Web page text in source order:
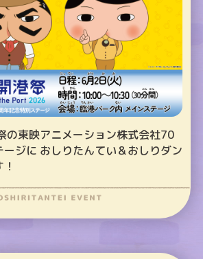
の東映アニメーション株式会社70
ジに おしりたんてい＆おしりダン